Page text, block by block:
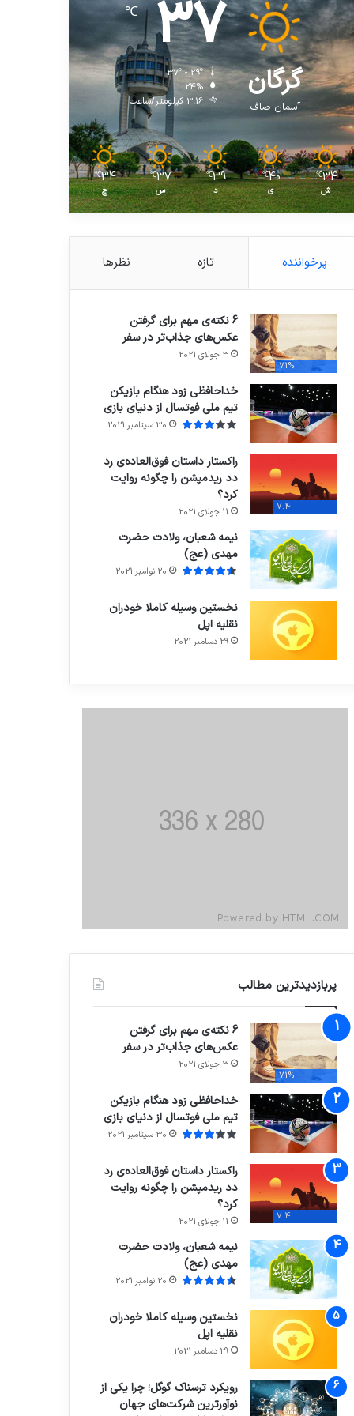
گرگان
آسمان صاف
37
℃
37º - 29º
24%
3.16 کیلومتر/ساعت
34
℃
ش
40
℃
ی
39
℃
د
37
℃
س
34
℃
چ
پرخواننده تازه نظرها
71%
6 نکته‌ی مهم برای گرفتن
عکس‌های جذاب‌تر در سفر
3 جولای 2021
خداحافظی زود هنگام بازیکن
تیم ملی فوتسال از دنیای بازی
30 سپتامبر 2021
7.4
راکستار داستان فوق‌العاده‌ی رد
دد ریدمپشن را چگونه روایت
کرد؟
11 جولای 2021
نیمه شعبان، ولادت حضرت
مهدی (عج)
20 نوامبر 2021
نخستین وسیله کاملا خودران
نقلیه اپل
29 دسامبر 2021
پربازدیدترین مطالب
71%
6 نکته‌ی مهم برای گرفتن
عکس‌های جذاب‌تر در سفر
3 جولای 2021
خداحافظی زود هنگام بازیکن
تیم ملی فوتسال از دنیای بازی
30 سپتامبر 2021
7.4
راکستار داستان فوق‌العاده‌ی رد
دد ریدمپشن را چگونه روایت
کرد؟
11 جولای 2021
نیمه شعبان، ولادت حضرت
مهدی (عج)
20 نوامبر 2021
نخستین وسیله کاملا خودران
نقلیه اپل
29 دسامبر 2021
رویکرد ترسناک گوگل؛ چرا یکی از
نوآورترین شرکت‌های جهان